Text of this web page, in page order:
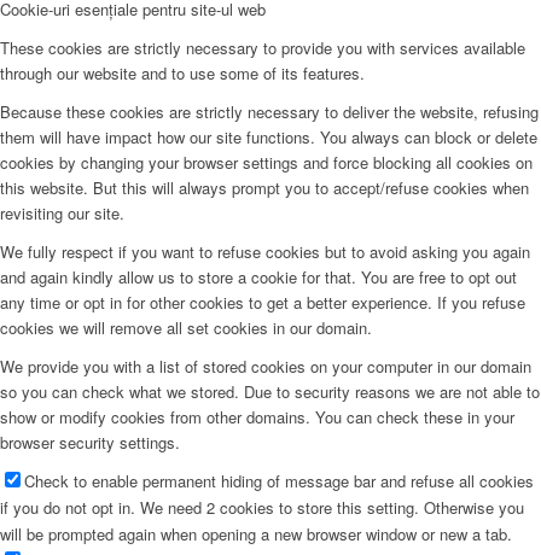
Cookie-uri esențiale pentru site-ul web
These cookies are strictly necessary to provide you with services available
through our website and to use some of its features.
Because these cookies are strictly necessary to deliver the website, refusing
them will have impact how our site functions. You always can block or delete
cookies by changing your browser settings and force blocking all cookies on
this website. But this will always prompt you to accept/refuse cookies when
revisiting our site.
We fully respect if you want to refuse cookies but to avoid asking you again
and again kindly allow us to store a cookie for that. You are free to opt out
any time or opt in for other cookies to get a better experience. If you refuse
cookies we will remove all set cookies in our domain.
We provide you with a list of stored cookies on your computer in our domain
so you can check what we stored. Due to security reasons we are not able to
show or modify cookies from other domains. You can check these in your
browser security settings.
Check to enable permanent hiding of message bar and refuse all cookies
if you do not opt in. We need 2 cookies to store this setting. Otherwise you
will be prompted again when opening a new browser window or new a tab.